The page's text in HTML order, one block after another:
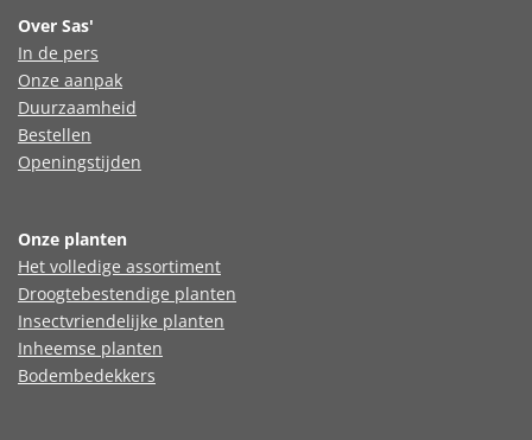
Over Sas'
In de pers
Onze aanpak
Duurzaamheid
Bestellen
Openingstijden
Onze planten
Het volledige assortiment
Droogtebestendige planten
Insectvriendelijke planten
Inheemse planten
Bodembedekkers